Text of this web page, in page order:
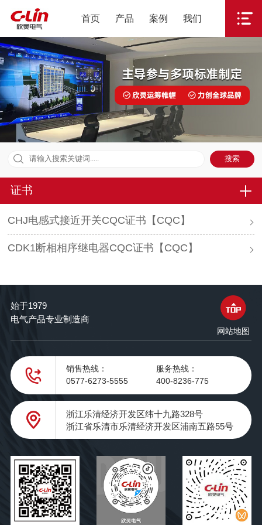
首页 产品 案例 我们
证书
CHJ电感式接近开关CQC证书【CQC】
CDK1断相相序继电器CQC证书【CQC】
始于1979
电气产品专业制造商
网站地图
销售热线：
0577-6273-5555
服务热线：
400-8236-775
浙江乐清经济开发区纬十九路328号
浙江省乐清市乐清经济开发区浦南五路55号